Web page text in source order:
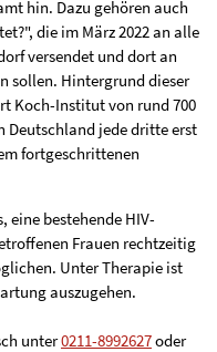
hin. Dazu gehören auch
die im März 2022 an alle
versendet und dort an
sollen. Hintergrund dieser
Koch-Institut von rund 700
Deutschland jede dritte erst
fortgeschrittenen
eine bestehende HIV-
Frauen rechtzeitig
Unter Therapie ist
auszugehen.
unter0211-8992627oder